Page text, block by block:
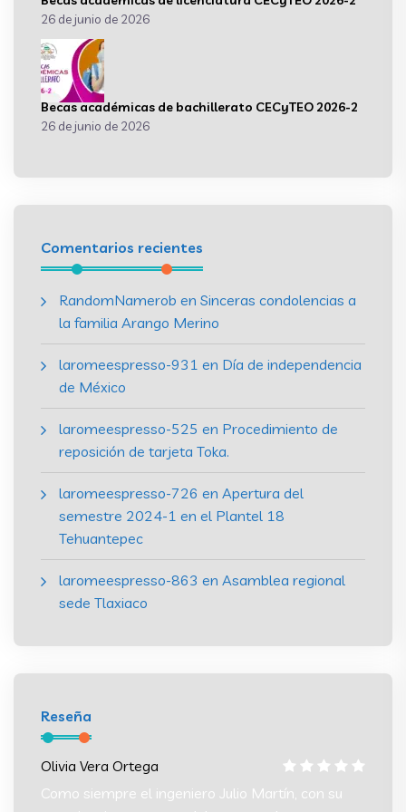
26 de junio de 2026
Becas académicas de bachillerato CECyTEO 2026-2
26 de junio de 2026
Comentarios recientes
RandomNamerob en Sinceras condolencias a
la familia Arango Merino
laromeespresso-931 en Día de independencia
de México
laromeespresso-525 en Procedimiento de
reposición de tarjeta Toka.
laromeespresso-726 en Apertura del
semestre 2024-1 en el Plantel 18
Tehuantepec
laromeespresso-863 en Asamblea regional
sede Tlaxiaco
Reseña
Olivia Vera Ortega
Como siempre el ingeniero Julio Martín, con su